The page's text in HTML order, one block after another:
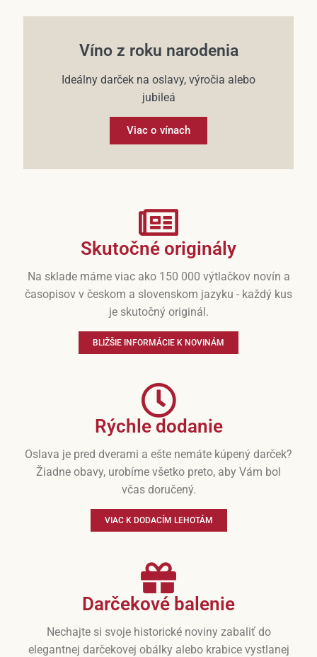
Víno z roku narodenia
Ideálny darček na oslavy, výročia alebo
jubileá
Viac o vínach
Skutočné originály
Na sklade máme viac ako 150 000 výtlačkov novín a
časopisov v českom a slovenskom jazyku - každý kus
je skutočný originál.
BLIŽŠIE INFORMÁCIE K NOVINÁM
Rýchle dodanie
Oslava je pred dverami a ešte nemáte kúpený darček?
Žiadne obavy, urobíme všetko preto, aby Vám bol
včas doručený.
VIAC K DODACÍM LEHOTÁM
Darčekové balenie
Nechajte si svoje historické noviny zabaliť do
elegantnej darčekovej obálky alebo krabice vystlanej